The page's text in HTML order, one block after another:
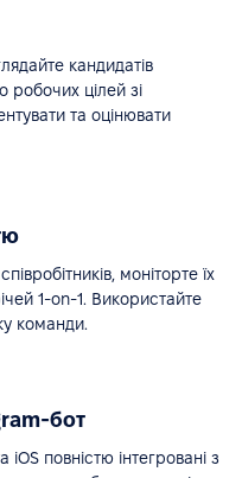
кандидатів
цілей зі
та оцінювати
моніторте їх
1-on-1. Використайте
команди.
бот
повністю інтегровані з